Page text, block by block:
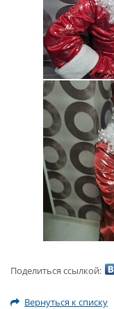
Поделиться ссылкой:
Вернуться к списку